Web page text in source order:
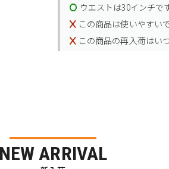
ウエストは30インチで
この商品は使いやすい
この商品の再入荷はい
NEW ARRIVAL